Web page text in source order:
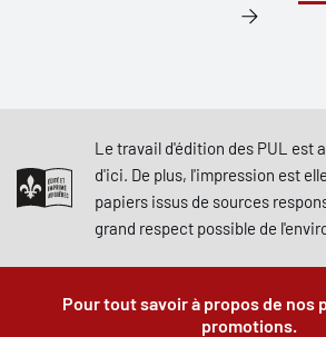
Le travail d'édition des PUL est
d'ici. De plus, l'impression est
papiers issus de sources
grand respect possible de
Pour tout savoir à propos de nos
promotions.